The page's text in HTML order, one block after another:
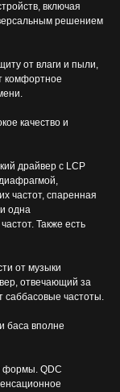
включая
решением
от влаги и пыли,
комфортное
качество и
драйвер с LCP
частот, спаренная
одна
Также есть
от музыки
отвечающий за
саббасовые частоты.
баса вполне
формы. QDC